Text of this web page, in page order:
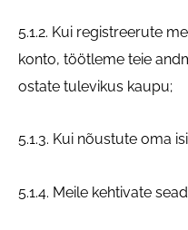
5.1.2. Kui registreerute
konto, töötleme teie
ostate tulevikus kaupu;
5.1.3. Kui nõustute oma
5.1.4. Meile kehtivate